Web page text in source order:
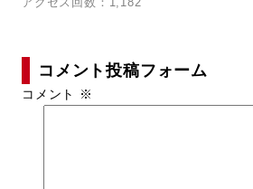
コメント投稿フォーム
コメント ※